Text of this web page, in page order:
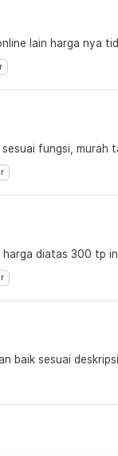
lain harga nya
fungsi, murah
diatas 300 tp
baik sesuai deskripsi